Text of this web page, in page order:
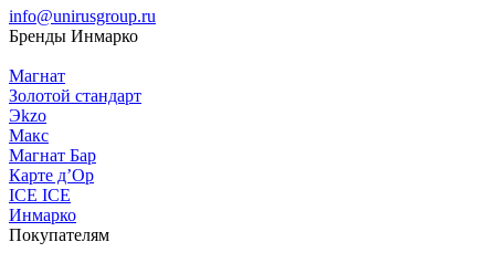
info@unirusgroup.ru
Бренды Инмарко
Магнат
Золотой стандарт
Эkzо
Макс
Магнат Бар
Карте д’Ор
ICE ICE
Инмарко
Покупателям